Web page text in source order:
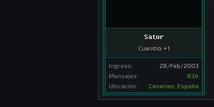
Satur
Cuevino +1
Ingreso:
28/Feb/2003
Mensajes:
834
Ubicación:
Canarias, España